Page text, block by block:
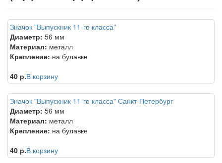
Значок "Выпускник 11-го класса"
Диаметр: 56 мм
Материал: металл
Крепление: на булавке
40 р.В корзину
Значок "Выпускник 11-го класса" Санкт-Петербург
Диаметр: 56 мм
Материал: металл
Крепление: на булавке
40 р.В корзину